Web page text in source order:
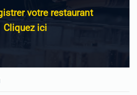
votre restaurant
Cliquez ici